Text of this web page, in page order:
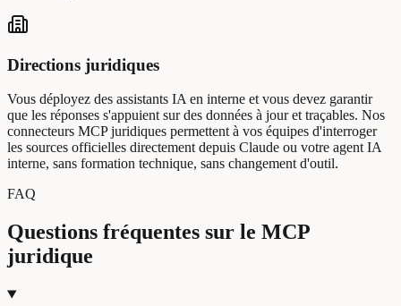
Directions juridiques
Vous déployez des assistants IA en interne et vous devez garantir
que les réponses s'appuient sur des données à jour et traçables. Nos
connecteurs MCP juridiques permettent à vos équipes d'interroger
les sources officielles directement depuis Claude ou votre agent IA
interne, sans formation technique, sans changement d'outil.
FAQ
Questions fréquentes sur le MCP
juridique